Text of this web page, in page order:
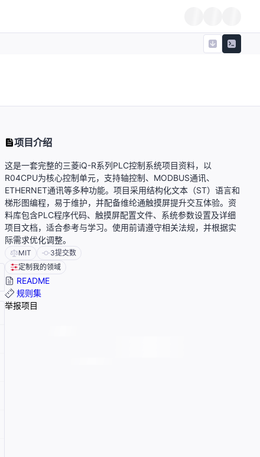
项目介绍
这是一套完整的三菱iQ-R系列PLC控制系统项目资料，以
R04CPU为核心控制单元，支持轴控制、MODBUS通讯、
ETHERNET通讯等多种功能。项目采用结构化文本（ST）语言和
梯形图编程，易于维护，并配备维纶通触摸屏提升交互体验。资
料库包含PLC程序代码、触摸屏配置文件、系统参数设置及详细
项目文档，适合参考与学习。使用前请遵守相关法规，并根据实
际需求优化调整。
MIT 3提交数
定制我的领域
README
规则集
举报项目